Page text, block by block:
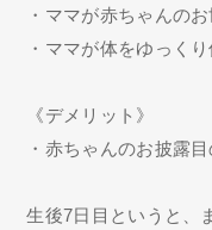
・ママが赤ちゃんの
・ママが体をゆっく
《デメリット》
・赤ちゃんのお披露
生後7日目というと、